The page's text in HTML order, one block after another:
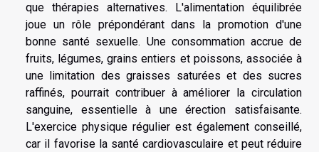
que thérapies alternatives. L'alimentation équilibrée
joue un rôle prépondérant dans la promotion d'une
bonne santé sexuelle. Une consommation accrue de
fruits, légumes, grains entiers et poissons, associée à
une limitation des graisses saturées et des sucres
raffinés, pourrait contribuer à améliorer la circulation
sanguine, essentielle à une érection satisfaisante.
L'exercice physique régulier est également conseillé,
car il favorise la santé cardiovasculaire et peut réduire